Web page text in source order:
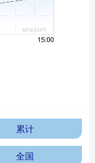
累计
全国